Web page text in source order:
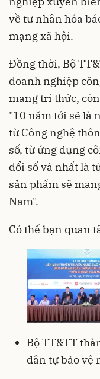
về tư nhân hóa
mạng xã hội.
Đồng thời, Bộ
doanh nghiệp
mang tri thức,
"10 năm tới sẽ là
từ Công nghệ
số, từ ứng dụng
đổi số và nhất là
sản phẩm sẽ
Nam".
Có thể bạn quan
Bộ TT&TT
dân tự bảo